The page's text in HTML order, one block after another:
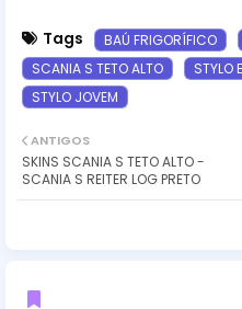
Tags BAÚ FRIGORÍFICO
SCANIA S TETO ALTO
STYLO
STYLO JOVEM
ANTIGOS
SKINS SCANIA S TETO ALTO -
SCANIA S REITER LOG PRETO